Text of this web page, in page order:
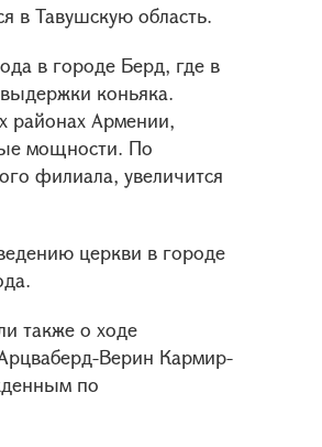
в Тавушскую область.
в городе Берд, где в
коньяка.
районах Армении,
мощности. По
филиала, увеличится
церкви в городе
также о ходе
Верин Кармир-
по